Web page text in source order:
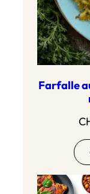
Farfalle